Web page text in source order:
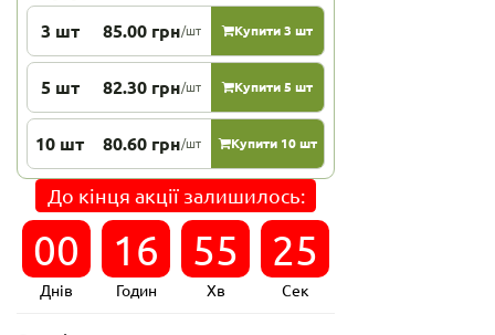
3 шт 85.00 грн/шт Купити 3 шт
5 шт 82.30 грн/шт Купити 5 шт
10 шт 80.60 грн/шт Купити 10 шт
До кінця акції залишилось:
00
Днів
16
Годин
55
Хв
24
Сек